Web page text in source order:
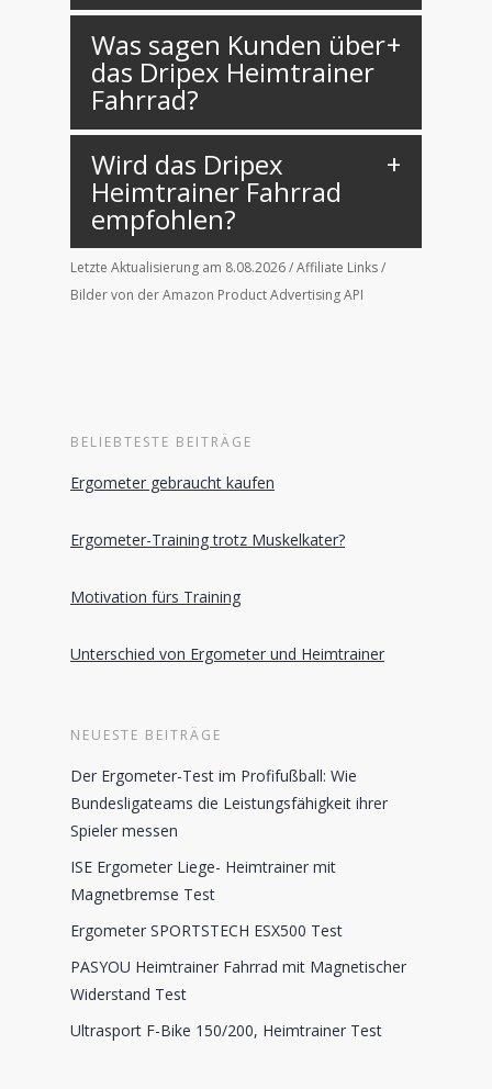
Was sagen Kunden über
das Dripex Heimtrainer
Fahrrad?
Wird das Dripex
Heimtrainer Fahrrad
empfohlen?
Letzte Aktualisierung am 8.08.2026 / Affiliate Links /
Bilder von der Amazon Product Advertising API
BELIEBTESTE BEITRÄGE
Ergometer gebraucht kaufen
Ergometer-Training trotz Muskelkater?
Motivation fürs Training
Unterschied von Ergometer und Heimtrainer
NEUESTE BEITRÄGE
Der Ergometer-Test im Profifußball: Wie
Bundesligateams die Leistungsfähigkeit ihrer
Spieler messen
ISE Ergometer Liege- Heimtrainer mit
Magnetbremse Test
Ergometer SPORTSTECH ESX500 Test
PASYOU Heimtrainer Fahrrad mit Magnetischer
Widerstand Test
Ultrasport F-Bike 150/200, Heimtrainer Test